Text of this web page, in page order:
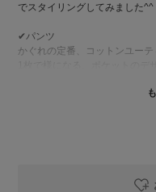
でスタイリングしてみました^^
✔パンツ
かぐれの定番、コットンユーテ
私も色違いを持っていますが
気になるアイテムやスタイリ